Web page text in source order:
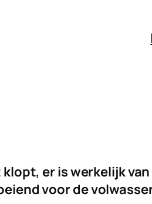
er is werkelijk
voor de